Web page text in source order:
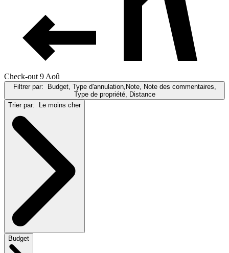
Check-out 9 Aoû
Filtrer par:
Budget, Type d'annulation,Note, Note des commentaires,
Type de propriété, Distance
Trier par:
Le moins cher
Budget